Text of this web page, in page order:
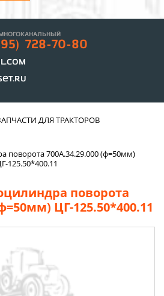
728-70-80
ДЛЯ ТРАКТОРОВ
поворота 700А.34.29.000 (ф=50мм)
125.50*400.11
поворота
ЦГ-125.50*400.11